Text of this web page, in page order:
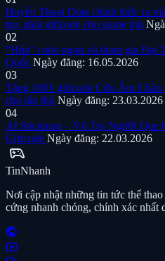
Huyền Thoại Dota chính thức ra
trụ, phát giftcode cho game thủ
02
“Húp” code ngon và tham gia Đại
Quốc Ngày đăng: 16.05.2026
03
Tặng 1001 giftcode Cửu Âm
cho tân thủ Ngày đăng: 23.03.2026
04
AI Stickman – Vũ Trụ Người Que
Giftcode Ngày đăng: 22.03.2026
sports_esports
TinNhanh
Nơi cập nhật những tin tức thể
cứng nhanh chóng, chính xác nhất
public
smart_display